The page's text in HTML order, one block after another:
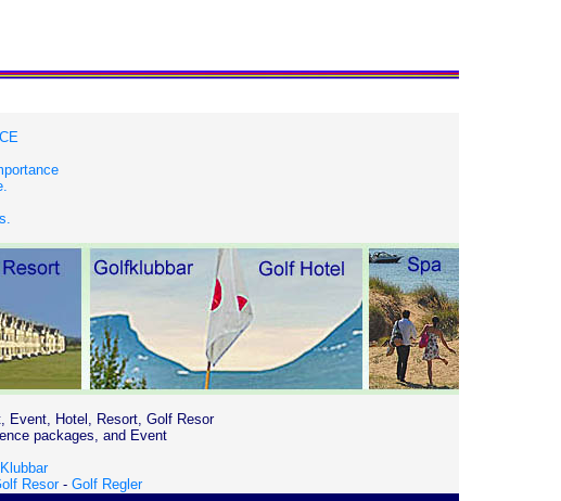
Event, Hotel, Resort, Golf Resor
packages, and Event
Resor- Golf Regler